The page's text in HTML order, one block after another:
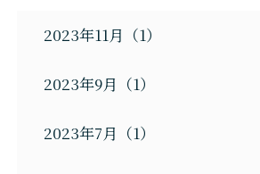
2023年11月（1）
2023年9月（1）
2023年7月（1）